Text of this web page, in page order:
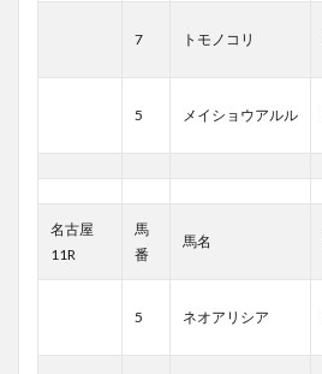
7 トモノコリ
5 メイショウアルル
名古屋
11R
馬
番
馬名
5 ネオアリシア